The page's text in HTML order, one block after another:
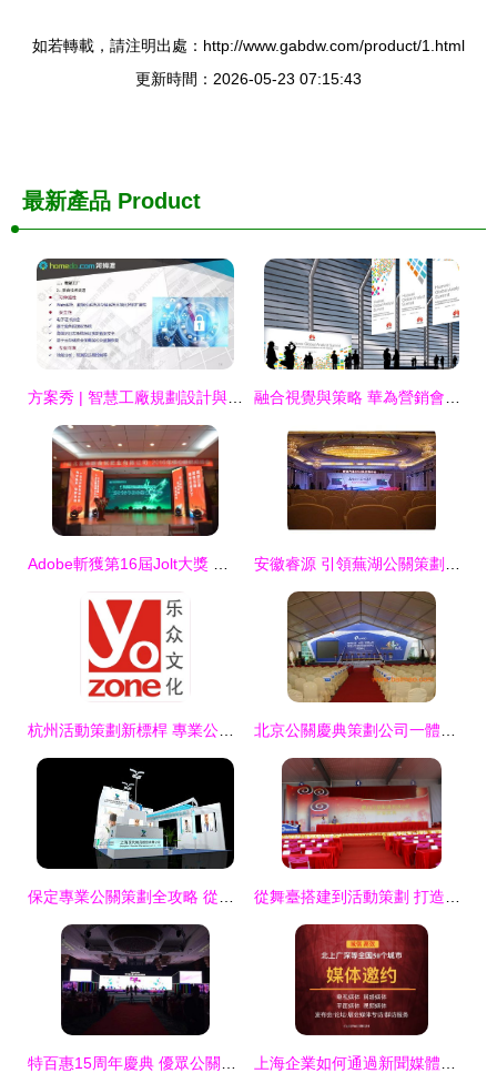
如若轉載，請注明出處：http://www.gabdw.com/product/1.html
更新時間：2026-05-23 07:15:43
最新產品 Product